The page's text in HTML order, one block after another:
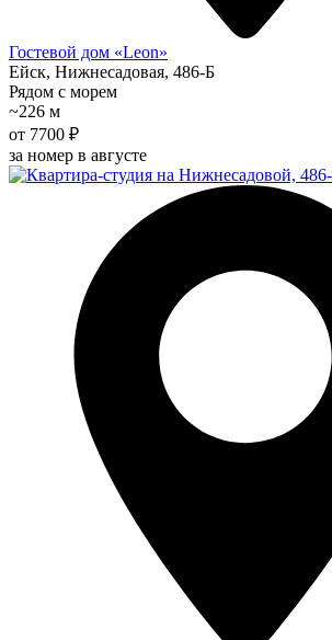
Гостевой дом «Leon»
Ейск, Нижнесадовая, 486-Б
Рядом с морем
~226 м
от 7700 ₽
за номер в августе